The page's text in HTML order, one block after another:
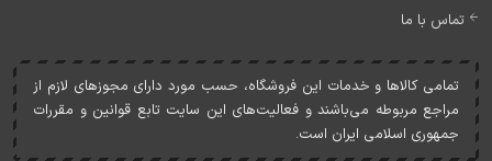
تماس با ما
تمامی کالاها و خدمات اين فروشگاه، حسب مورد دارای مجوزهای لازم از
مراجع مربوطه می‌باشند و فعاليت‌های اين سايت تابع قوانين و مقررات
جمهوری اسلامی ايران است.